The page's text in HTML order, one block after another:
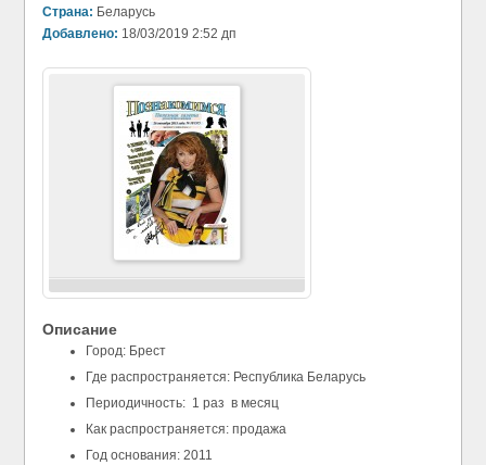
Страна: Беларусь
Добавлено: 18/03/2019 2:52 дп
Описание
Город: Брест
Где распространяется: Республика Беларусь
Периодичность: 1 раз в месяц
Как распространяется: продажа
Год основания: 2011